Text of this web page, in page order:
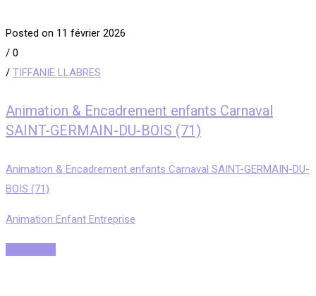
Posted on 11 février 2026
/ 0
/ TIFFANIE LLABRES
Animation & Encadrement enfants Carnaval
SAINT-GERMAIN-DU-BOIS (71)
Animation & Encadrement enfants Carnaval SAINT-GERMAIN-DU-
BOIS (71)
Animation Enfant Entreprise